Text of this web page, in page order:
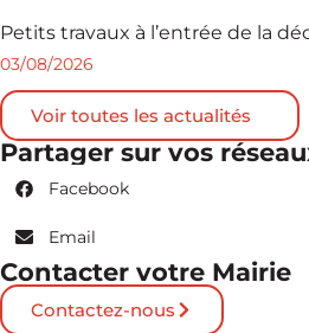
Petits travaux à l’entrée de la
03/08/2026
Voir toutes les actualités
Partager sur vos
Facebook
Email
Contacter votre Mairie
Contactez-nous